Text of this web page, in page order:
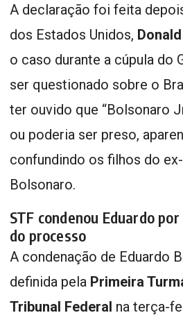
A declaração foi feita
dos Estados Unidos,
o caso durante a cúpula do
ser questionado sobre o
ter ouvido que “Bolsonaro
ou poderia ser preso,
confundindo os filhos do
Bolsonaro.
STF condenou Eduardo
do processo
A condenação de Eduardo
definida pela Primeira
Tribunal Federal na terça-